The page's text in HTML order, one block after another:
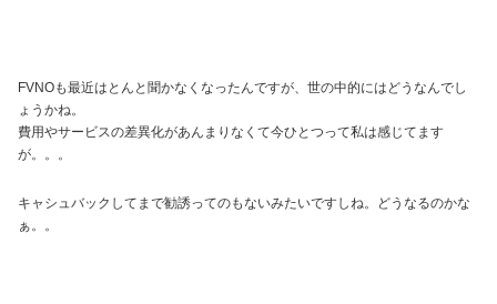
FVNOも最近はとんと聞かなくなったんですが、世の中的にはどうなんでし
ょうかね。
費用やサービスの差異化があんまりなくて今ひとつって私は感じてます
が。。。
キャシュバックしてまで勧誘ってのもないみたいですしね。どうなるのかな
ぁ。。